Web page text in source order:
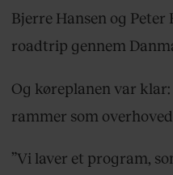
Bjerre Hansen og
roadtrip gennem
Og køreplanen var
rammer som
”Vi laver et program,